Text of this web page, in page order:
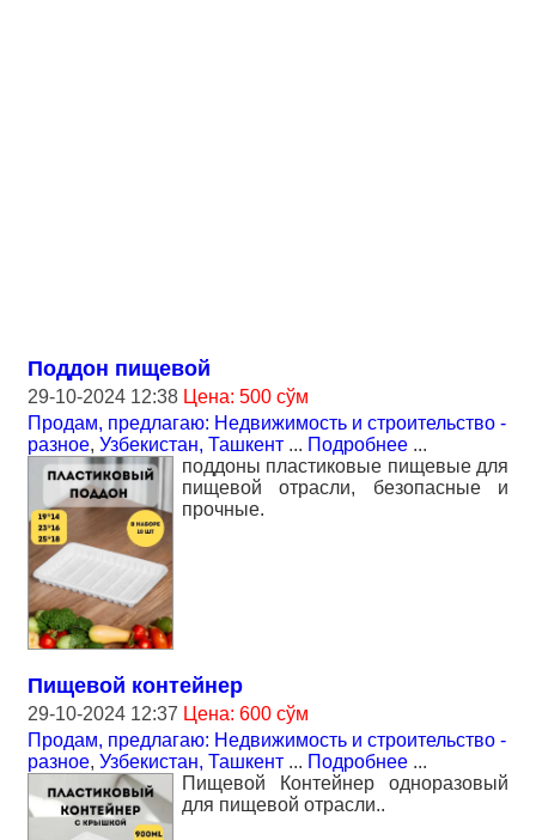
Поддон пищевой
29-10-2024 12:38 Цена: 500 сўм
Продам, предлагаю: Недвижимость и строительство -
разное, Узбекистан, Ташкент ... Подробнее ...
поддоны пластиковые пищевые для
пищевой отрасли, безопасные и
прочные.
Пищевой контейнер
29-10-2024 12:37 Цена: 600 сўм
Продам, предлагаю: Недвижимость и строительство -
разное, Узбекистан, Ташкент ... Подробнее ...
Пищевой Контейнер одноразовый
для пищевой отрасли..